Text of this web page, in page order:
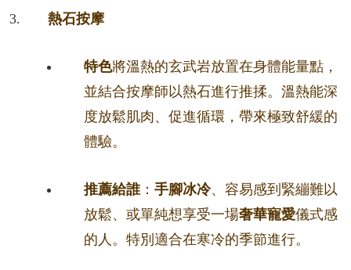
熱石按摩
特色將溫熱的玄武岩放置在身體能量點，
並結合按摩師以熱石進行推揉。溫熱能深
度放鬆肌肉、促進循環，帶來極致舒緩的
體驗。
推薦給誰： 手腳冰冷、容易感到緊繃難以
放鬆、或單純想享受一場奢華寵愛儀式感
的人。特別適合在寒冷的季節進行。